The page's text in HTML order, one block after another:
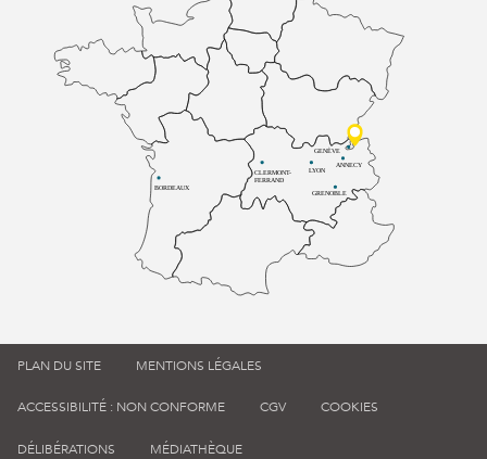
BORDEAUX
CLERMONT-
FERRAND
LYON
ANNECY
GRENOBLE
GENÈVE
PLAN DU SITE MENTIONS LÉGALES
ACCESSIBILITÉ : NON CONFORME CGV COOKIES
DÉLIBÉRATIONS MÉDIATHÈQUE